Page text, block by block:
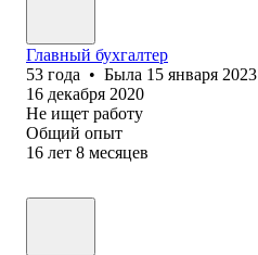
Главный бухгалтер
53 года • Была 15 января 2023
16 декабря 2020
Не ищет работу
Общий опыт
16 лет 8 месяцев